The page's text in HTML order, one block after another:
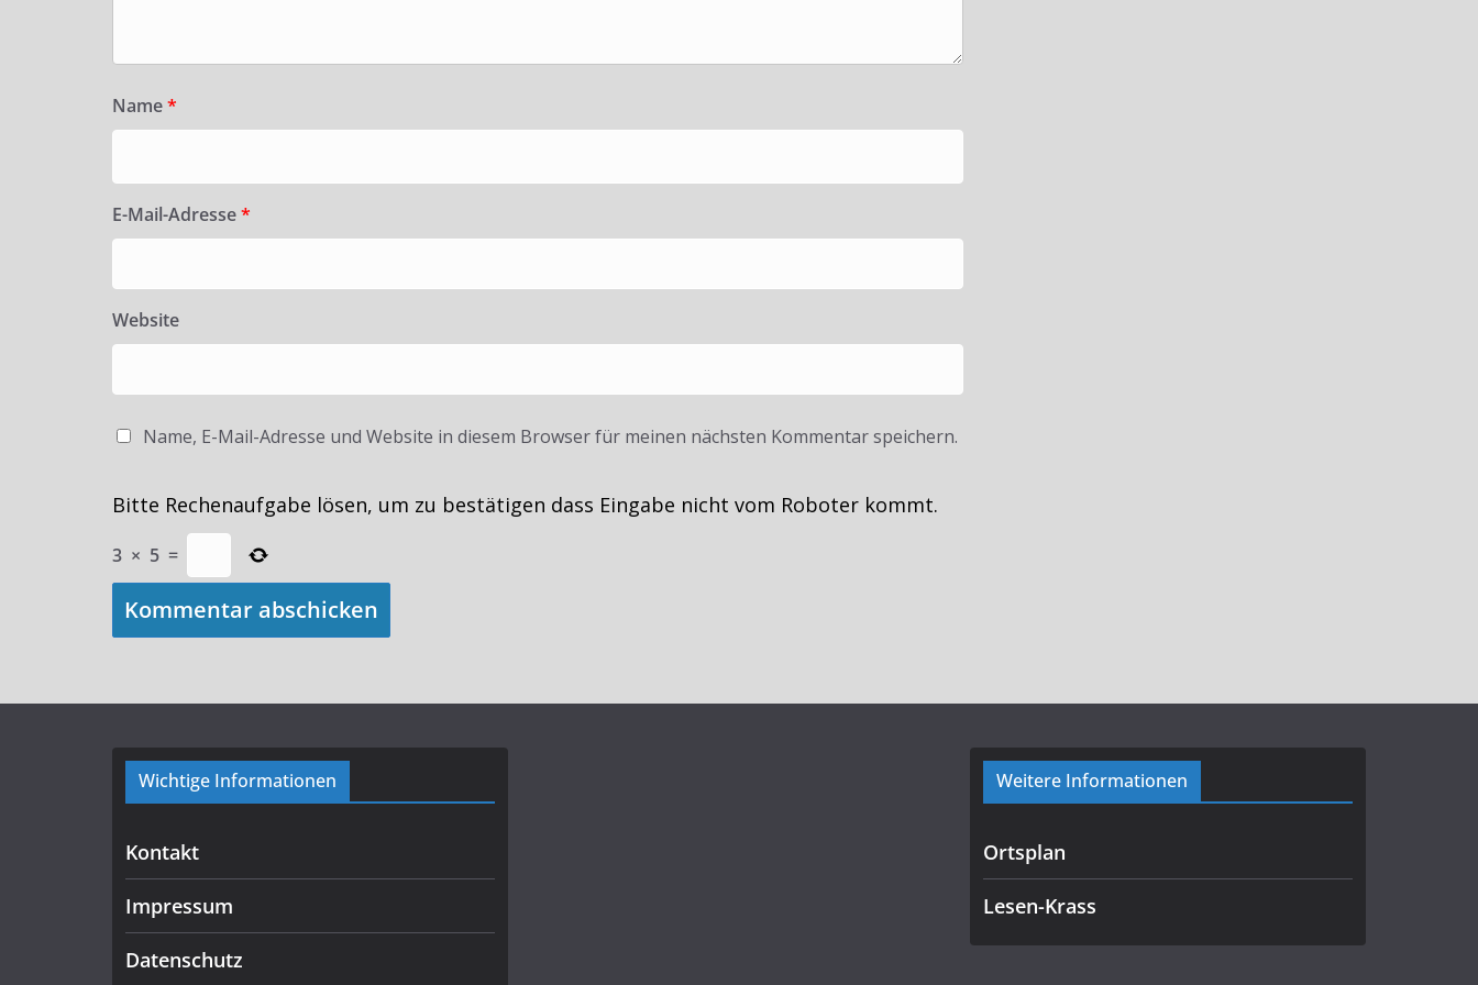
Name*
E-Mail-Adresse*
Website
Name, E-Mail-Adresse und Website in diesem Browser für meinen nächsten Kommentar speichern.
Bitte Rechenaufgabe lösen, um zu bestätigen dass Eingabe nicht vom Roboter kommt.
3 × 5 =
Wichtige Informationen
Kontakt
Impressum
Datenschutz
Weitere Informationen
Ortsplan
Lesen-Krass